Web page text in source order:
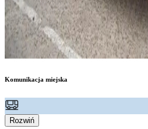
Komunikacja miejska
Rozwiń